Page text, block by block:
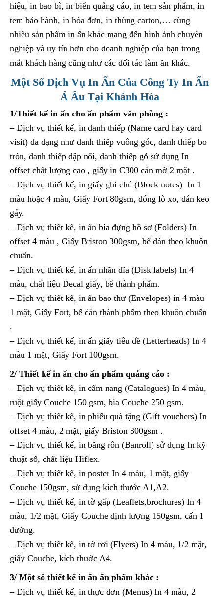
hiệu, in bao bì, in biển quảng cáo, in tem sản phẩm, in
tem bảo hành, in hóa đơn, in thùng carton,… cùng
nhiều sản phẩm in ấn khác mang đến hình ảnh chuyên
nghiệp và uy tín hơn cho doanh nghiệp của bạn trong
mắt khách hàng cũng như các đối tác làm ăn khác.
Một Số Dịch Vụ In Ấn Của Công Ty In Ấn
Á Âu Tại Khánh Hòa
1/Thiết kế in ấn cho ấn phẩm văn phòng :
– Dịch vụ thiết kế, in danh thiếp (Name card hay card
visit) đa dạng như danh thiếp vuông góc, danh thiếp bo
tròn, danh thiếp dập nổi, danh thiếp gỗ sử dụng In
offset chất lượng cao , giấy in C300 cán mờ 2 mặt .
– Dịch vụ thiết kế, in giấy ghi chú (Block notes) In 1
màu hoặc 4 màu, Giấy Fort 80gsm, đóng lò xo, dán keo
gáy.
– Dịch vụ thiết kế, in ấn bìa đựng hồ sơ (Folders) In
offset 4 màu , Giấy Briston 300gsm, bế dán theo khuôn
chuẩn.
– Dịch vụ thiết kế, in ấn nhãn đĩa (Disk labels) In 4
màu, chất liệu Decal giấy, bế thành phẩm.
– Dịch vụ thiết kế, in ấn bao thư (Envelopes) in 4 màu
1 mặt, Giấy Fort, bế dán thành phẩm theo khuôn chuẩn
.
– Dịch vụ thiết kế, in ấn giấy tiêu đề (Letterheads) In 4
màu 1 mặt, Giấy Fort 100gsm.
2/ Thiết kế in ấn cho ấn phẩm quảng cáo :
– Dịch vụ thiết kế, in cẩm nang (Catalogues) In 4 màu,
ruột giấy Couche 150 gsm, bìa Couche 250 gsm.
– Dịch vụ thiết kế, in phiếu quà tặng (Gift vouchers) In
offset 4 màu, 2 mặt, giấy Briston 300gsm .
– Dịch vụ thiết kế, in băng rôn (Banroll) sử dụng In kỹ
thuật số, chất liệu Hiflex.
– Dịch vụ thiết kế, in poster In 4 màu, 1 mặt, giấy
Couche 150gsm, sử dụng kích thước A1,A2.
– Dịch vụ thiết kế, in tờ gấp (Leaflets,brochures) In 4
màu, 1/2 mặt, Giấy Couche định lượng 150gsm, cấn 1
đường.
– Dịch vụ thiết kế, in tờ rơi (Flyers) In 4 màu, 1/2 mặt,
giấy Couche, kích thước A4.
3/ Một số thiết kế in ấn ấn phẩm khác :
– Dịch vụ thiết kế, in thực đơn (Menus) In 4 màu, 2